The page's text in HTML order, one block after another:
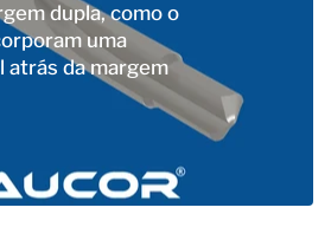
dupla, como o
uma
atrás da margem